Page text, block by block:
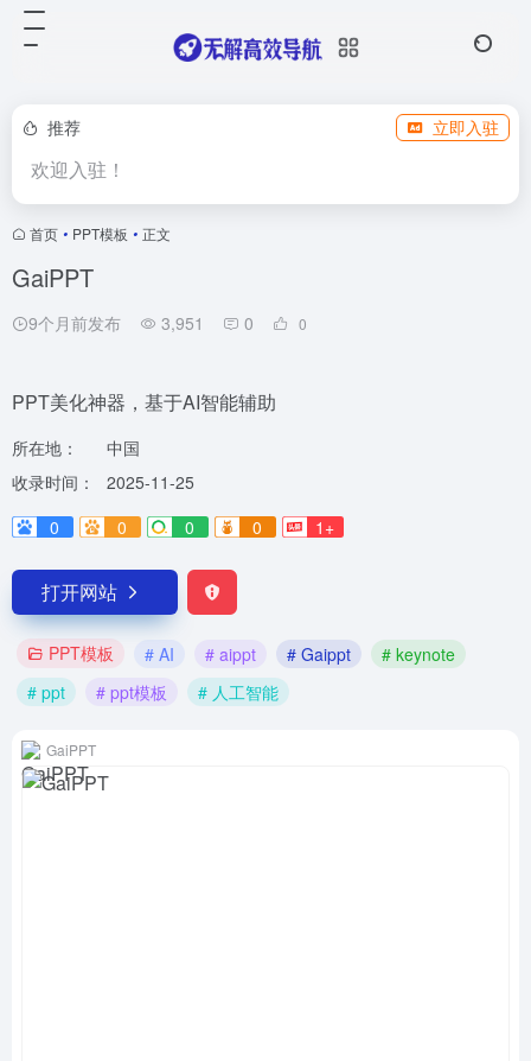
推荐 立即入驻
欢迎入驻！
首页 • PPT模板 • 正文
GaiPPT
9个月前发布 3,951 0 0
PPT美化神器，基于AI智能辅助
所在地：
中国
收录时间：
2025-11-25
0
0 0 0 1+
打开网站
PPT模板 # AI # aippt # Gaippt
# keynote
# ppt
# ppt模板 # 人工智能
GaiPPT